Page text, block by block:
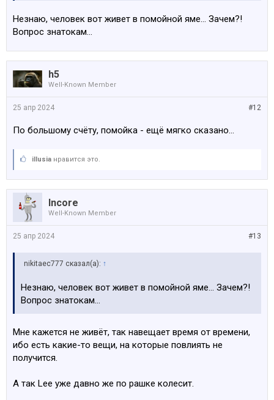
Незнаю, человек вот живет в помойной яме… Зачем?!
Вопрос знатокам…
h5
Well-Known Member
#12
25 апр 2024
По большому счёту, помойка - ещё мягко сказано...
illusia нравится это.
Incore
Well-Known Member
#13
25 апр 2024
nikitaec777 сказал(а): ↑
Незнаю, человек вот живет в помойной яме… Зачем?!
Вопрос знатокам…
Мне кажется не живёт, так навещает время от времени,
ибо есть какие-то вещи, на которые повлиять не
получится.
А так Lee уже давно же по рашке колесит.